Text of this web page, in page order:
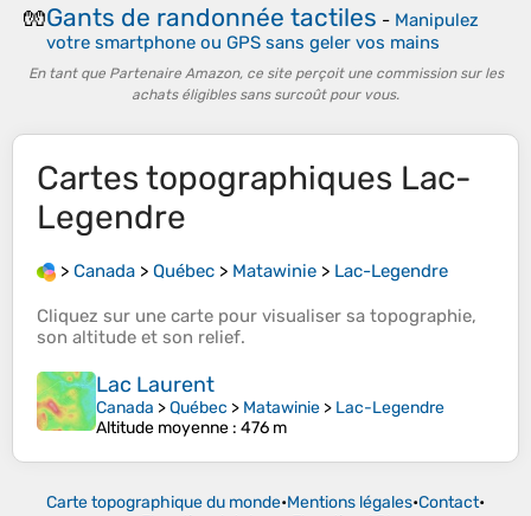
🧤Gants de randonnée tactiles - Manipulez
votre smartphone ou GPS sans geler vos mains
En tant que Partenaire Amazon, ce site perçoit une commission sur les
achats éligibles sans surcoût pour vous.
Cartes topographiques Lac-
Legendre
> Canada > Québec > Matawinie > Lac-Legendre
Cliquez sur une carte pour visualiser sa topographie,
son altitude et son relief.
Lac Laurent
Canada >Québec > Matawinie > Lac-Legendre
Altitude moyenne : 476 m
Carte topographique du monde•Mentions légales•Contact•